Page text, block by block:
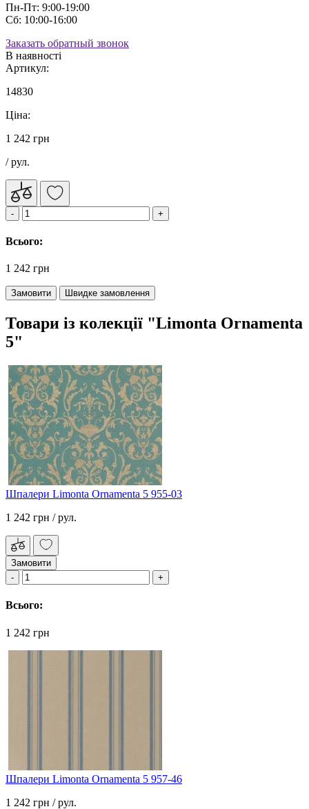
Пн-Пт: 9:00-19:00
Сб: 10:00-16:00
Заказать обратный звонок
В наявності
Артикул:
14830
Ціна:
1 242 грн
/ рул.
Всього:
1 242 грн
Замовити Швидке замовлення
Товари із колекції "Limonta Ornamenta
5"
Шпалери Limonta Ornamenta 5 955-03
1 242 грн / рул.
Замовити
Всього:
1 242 грн
Шпалери Limonta Ornamenta 5 957-46
1 242 грн / рул.